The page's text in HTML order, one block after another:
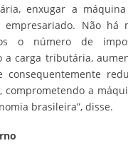
enxugar a
empresariado. Não há
o número de
a carga tributária,
consequentemente
comprometendo a
brasileira”, disse.